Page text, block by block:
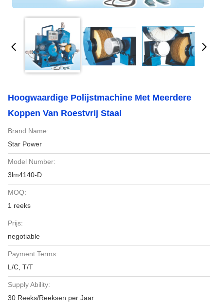
Hoogwaardige Polijstmachine Met Meerdere
Koppen Van Roestvrij Staal
Brand Name:
Star Power
Model Number:
3lm4140-D
MOQ:
1 reeks
Prijs:
negotiable
Payment Terms:
L/C, T/T
Supply Ability:
30 Reeks/Reeksen per Jaar